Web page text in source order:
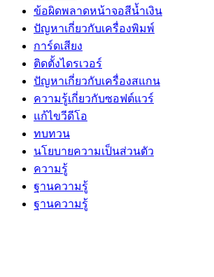
ข้อผิดพลาดหน้าจอสีน้ำเงิน
ปัญหาเกี่ยวกับเครื่องพิมพ์
การ์ดเสียง
ติดตั้งไดรเวอร์
ปัญหาเกี่ยวกับเครื่องสแกน
ความรู้เกี่ยวกับซอฟต์แวร์
แก้ไขวีดีโอ
ทบทวน
นโยบายความเป็นส่วนตัว
ความรู้
ฐานความรู้
ฐานความรู้